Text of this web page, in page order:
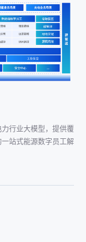
行业大模型，提供覆
站式能源数字员工解